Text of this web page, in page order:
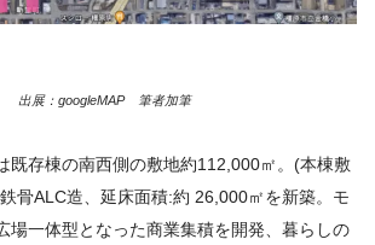
出展：googleMAP 筆者加筆
既存棟の南西側の敷地約112,000㎡。(本棟敷
骨ALC造、延床面積:約 26,000㎡を新築。モ
場一体型となった商業集積を開発、暮らしの